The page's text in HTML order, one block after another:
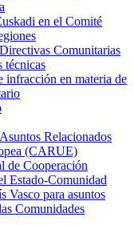
en el Comité
Comunitarias
técnicas
infracción en materia de
Relacionados
(CARUE)
de Cooperación
Estado-Comunidad
Vasco para asuntos
Comunidades